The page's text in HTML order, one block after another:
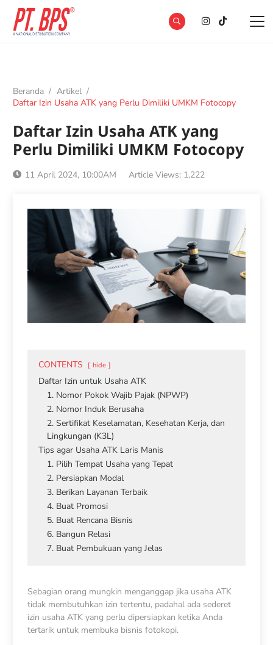
Beranda / Artikel /
Daftar Izin Usaha ATK yang Perlu Dimiliki UMKM Fotocopy
Daftar Izin Usaha ATK yang
Perlu Dimiliki UMKM Fotocopy
11 April 2024, 10:00AM Article Views: 1,222
CONTENTS hide
Daftar Izin untuk Usaha ATK
1. Nomor Pokok Wajib Pajak (NPWP)
2. Nomor Induk Berusaha
2. Sertifikat Keselamatan, Kesehatan Kerja, dan
Lingkungan (K3L)
Tips agar Usaha ATK Laris Manis
1. Pilih Tempat Usaha yang Tepat
2. Persiapkan Modal
3. Berikan Layanan Terbaik
4. Buat Promosi
5. Buat Rencana Bisnis
6. Bangun Relasi
7. Buat Pembukuan yang Jelas
Sebagian orang mungkin menganggap jika usaha ATK
tidak membutuhkan izin tertentu, padahal ada sederet
izin usaha ATK yang perlu dipersiapkan ketika Anda
tertarik untuk membuka bisnis fotokopi.